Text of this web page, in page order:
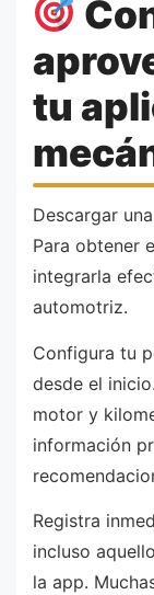
tu
Descargar
Para obtener
integrarla
automotriz.
Configura tu
desde el
motor y
información
Registra
incluso
la app.